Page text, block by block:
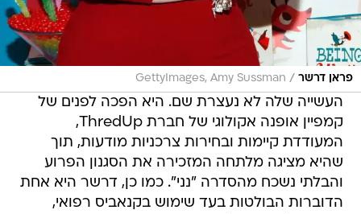
פראן דרשר /
GettyImages, Amy Sussman
העשייה שלה לא נעצרת שם. היא הפכה לפנים של
קמפיין אופנה אקולוגי של חברת ThredUp,
המעודדת קיימות ובחירות צרכניות מודעות, תוך
שהיא מציגה מלתחה המזכירה את הסגנון הפרוע
והבלתי נשכח מהסדרה "נני". כמו כן, דרשר היא אחת
הדוברות הבולטות בעד שימוש בקנאביס רפואי,